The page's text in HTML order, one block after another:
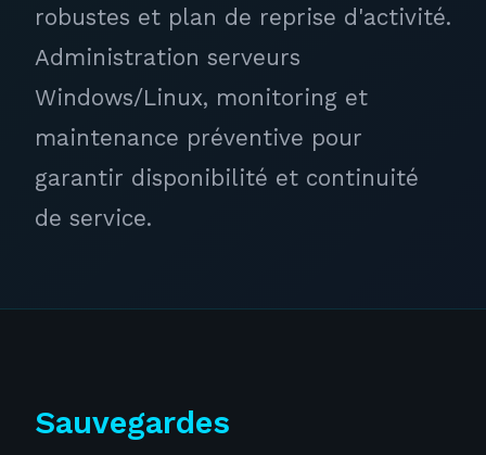
robustes et plan de reprise d'activité.
Administration serveurs
Windows/Linux, monitoring et
maintenance préventive pour
garantir disponibilité et continuité
de service.
Sauvegardes